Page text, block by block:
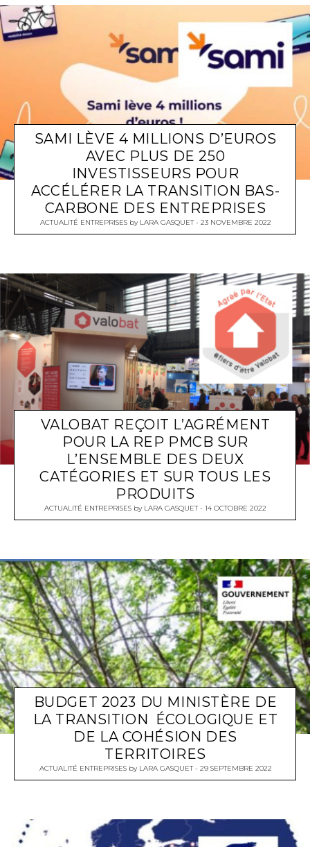
SAMI LÈVE 4 MILLIONS D’EUROS
AVEC PLUS DE 250
INVESTISSEURS POUR
ACCÉLÉRER LA TRANSITION BAS-
CARBONE DES ENTREPRISES
ACTUALITÉ ENTREPRISESby LARA GASQUET 23 NOVEMBRE 2022
VALOBAT REÇOIT L’AGRÉMENT
POUR LA REP PMCB SUR
L’ENSEMBLE DES DEUX
CATÉGORIES ET SUR TOUS LES
PRODUITS
ACTUALITÉ ENTREPRISES by LARA GASQUET 14 OCTOBRE 2022
BUDGET 2023 DU MINISTÈRE DE
LA TRANSITION ÉCOLOGIQUE ET
DE LA COHÉSION DES
TERRITOIRES
ACTUALITÉ ENTREPRISESby LARA GASQUET 29 SEPTEMBRE 2022